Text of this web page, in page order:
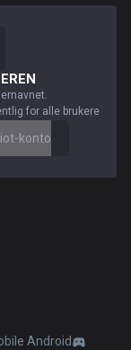
for alle brukere
konto
Android